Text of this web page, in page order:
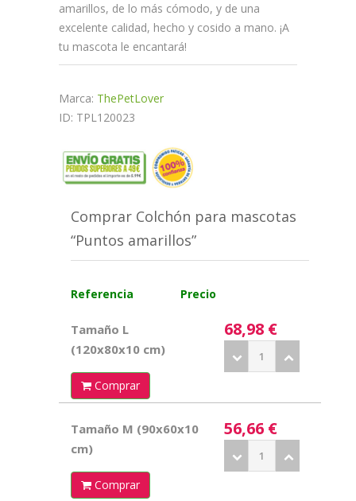
amarillos, de lo más cómodo, y de una
excelente calidad, hecho y cosido a mano. ¡A
tu mascota le encantará!
Marca: ThePetLover
ID: TPL120023
Comprar Colchón para mascotas
“Puntos amarillos”
Referencia Precio
Tamaño L
(120x80x10 cm)
68,98 €
Comprar
Tamaño M (90x60x10
cm)
56,66 €
Comprar